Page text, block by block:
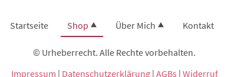
Startseite Shop Über Mich Kontakt
© Urheberrecht. Alle Rechte vorbehalten.
Impressum | Datenschutzerklärung| AGBs | Widerruf